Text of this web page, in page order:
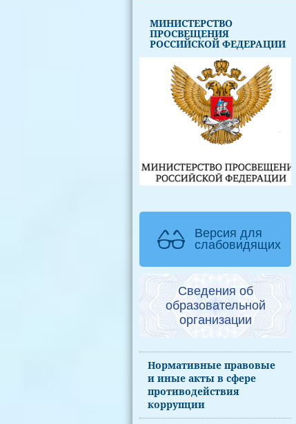
МИНИСТЕРСТВО
ПРОСВЕЩЕНИЯ
РОССИЙСКОЙ ФЕДЕРАЦИИ
Версия для
слабовидящих
Сведения об
образовательной
организации
Нормативные правовые
и иные акты в сфере
противодействия
коррупции